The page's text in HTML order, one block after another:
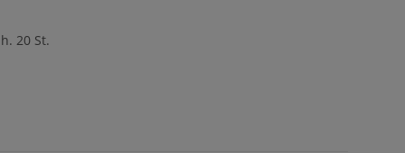
20 St.